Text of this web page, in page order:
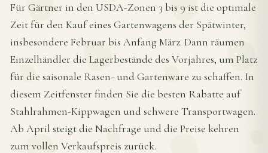
Für Gärtner in den USDA-Zonen 3 bis 9 ist die optimale
Zeit für den Kauf eines Gartenwagens der Spätwinter,
insbesondere Februar bis Anfang März. Dann räumen
Einzelhändler die Lagerbestände des Vorjahres, um Platz
für die saisonale Rasen- und Gartenware zu schaffen. In
diesem Zeitfenster finden Sie die besten Rabatte auf
Stahlrahmen-Kippwagen und schwere Transportwagen.
Ab April steigt die Nachfrage und die Preise kehren
zum vollen Verkaufspreis zurück.